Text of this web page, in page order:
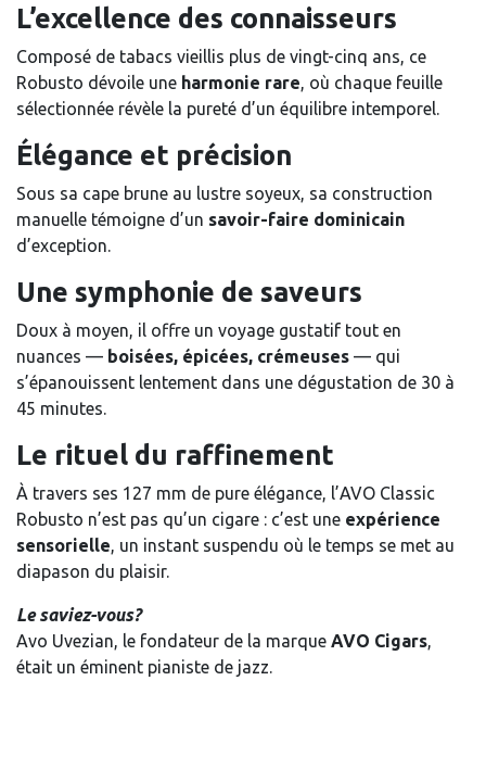
L’excellence des connaisseurs
Composé de tabacs vieillis plus de vingt-cinq ans, ce
Robusto dévoile une harmonie rare, où chaque feuille
sélectionnée révèle la pureté d’un équilibre intemporel.
Élégance et précision
Sous sa cape brune au lustre soyeux, sa construction
manuelle témoigne d’un savoir-faire dominicain
d’exception.
Une symphonie de saveurs
Doux à moyen, il offre un voyage gustatif tout en
nuances — boisées, épicées, crémeuses — qui
s’épanouissent lentement dans une dégustation de 30 à
45 minutes.
Le rituel du raffinement
À travers ses 127 mm de pure élégance, l’AVO Classic
Robusto n’est pas qu’un cigare : c’est une expérience
sensorielle, un instant suspendu où le temps se met au
diapason du plaisir.
Le saviez-vous?
Avo Uvezian, le fondateur de la marque AVO Cigars,
était un éminent pianiste de jazz.